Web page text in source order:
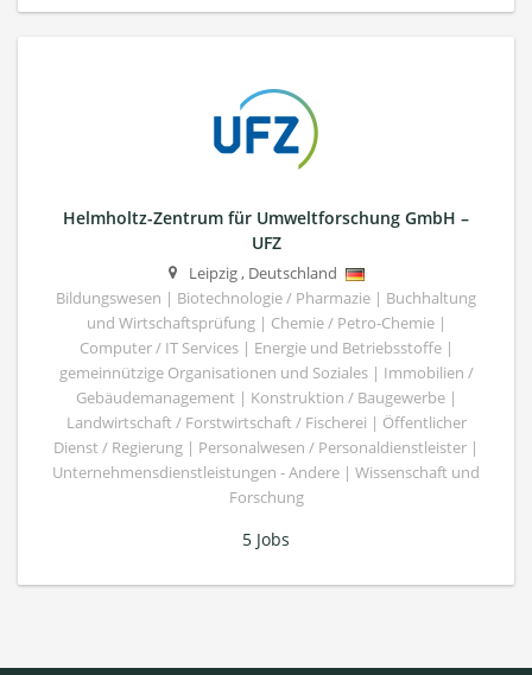
Helmholtz-Zentrum für Umweltforschung GmbH –
UFZ
Leipzig, Deutschland
Bildungswesen | Biotechnologie / Pharmazie | Buchhaltung
und Wirtschaftsprüfung | Chemie / Petro-Chemie |
Computer / IT Services | Energie und Betriebsstoffe |
gemeinnützige Organisationen und Soziales | Immobilien /
Gebäudemanagement | Konstruktion / Baugewerbe |
Landwirtschaft / Forstwirtschaft / Fischerei | Öffentlicher
Dienst / Regierung | Personalwesen / Personaldienstleister |
Unternehmensdienstleistungen - Andere | Wissenschaft und
Forschung
5 Jobs